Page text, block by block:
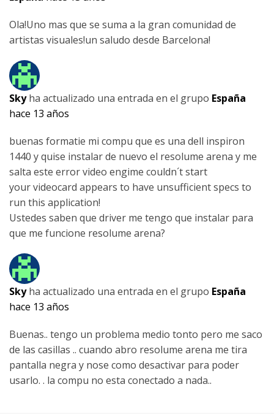
Ola!Uno mas que se suma a la gran comunidad de
artistas visuales!un saludo desde Barcelona!
Skyha actualizado una entrada en el grupo España
hace 13 años
buenas formatie mi compu que es una dell inspiron
1440 y quise instalar de nuevo el resolume arena y me
salta este error video engime couldn´t start
your videocard appears to have unsufficient specs to
run this application!
Ustedes saben que driver me tengo que instalar para
que me funcione resolume arena?
Skyha actualizado una entrada en el grupo España
hace 13 años
Buenas.. tengo un problema medio tonto pero me saco
de las casillas .. cuando abro resolume arena me tira
pantalla negra y nose como desactivar para poder
usarlo. . la compu no esta conectado a nada..